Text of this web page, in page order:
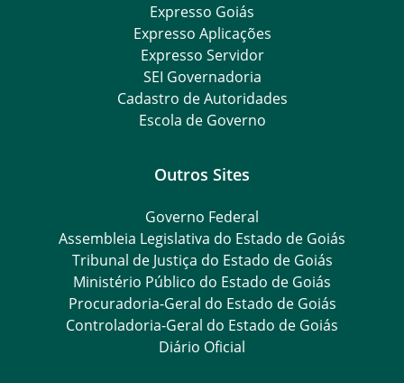
Expresso Goiás
Expresso Aplicações
Expresso Servidor
SEI Governadoria
Cadastro de Autoridades
Escola de Governo
Outros Sites
Governo Federal
Assembleia Legislativa do Estado de Goiás
Tribunal de Justiça do Estado de Goiás
Ministério Público do Estado de Goiás
Procuradoria-Geral do Estado de Goiás
Controladoria-Geral do Estado de Goiás
Diário Oficial